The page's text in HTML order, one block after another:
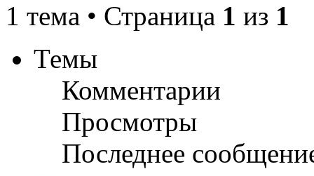
1 тема • Страница 1 из 1
Темы
Комментарии
Просмотры
Последнее